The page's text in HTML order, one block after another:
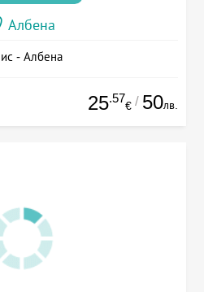
Албена
- Албена
25.57
€ / 50лв.